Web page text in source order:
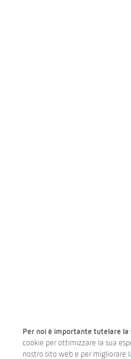
Per noi è importante tutelare la
cookie per ottimizzare la sua
nostro sito web e per migliorare